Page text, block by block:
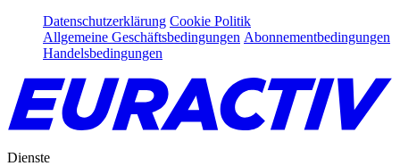
Datenschutzerklärung Cookie Politik
Allgemeine Geschäftsbedingungen Abonnementbedingungen
Handelsbedingungen
Dienste